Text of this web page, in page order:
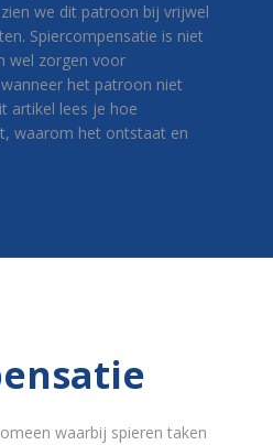
we dit patroon bij vrijwel
Spiercompensatie is niet
wel zorgen voor
het patroon niet
artikel lees je hoe
waarom het ontstaat en
waarbij spieren taken